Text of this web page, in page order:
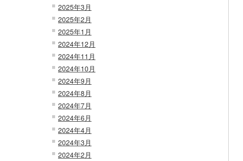
2025年3月
2025年2月
2025年1月
2024年12月
2024年11月
2024年10月
2024年9月
2024年8月
2024年7月
2024年6月
2024年4月
2024年3月
2024年2月